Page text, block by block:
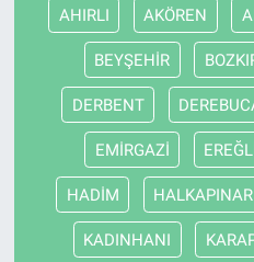
AHIRLI AKÖREN
BEYŞEHİR
DERBENT
EMİRGAZİ
HADİM HALKAPINAR
KADINHANI